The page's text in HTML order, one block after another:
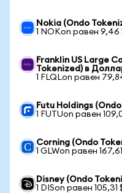
Nokia (Ondo
1 NOKon равен 9,46
Franklin US Large
Tokenized) в
1 FLQLon равен
Futu Holdings
1 FUTUon равен
Corning (Ondo
1 GLWon равен
Disney (Ondo
1 DISon равен 105,31